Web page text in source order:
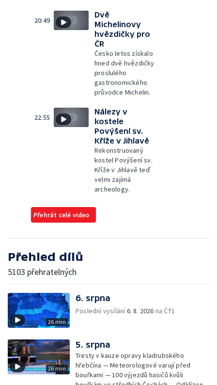
20:49
Dvě
Michelinovy
hvězdičky pro
ČR
Česko letos získalo
hned dvě hvězdičky
proslulého
gastronomického
průvodce Michelin.
22:55
Nálezy v
kostele
Povýšení sv.
Kříže v Jihlavě
Rekonstruovaný
kostel Povýšení sv.
Kříže v Jihlavě teď
velmi zajímá
archeology.
Přehrát celé video
Přehled dílů
5103 přehratelných
26 min
6. srpna
Poslední vysílání6. 8. 2026 na ČT1
26 min
5. srpna
Tresty v kauze opravy kladrubského
hřebčína — Meteorologové varují před
bouřkami — 100 výjezdů hasičů kvůli